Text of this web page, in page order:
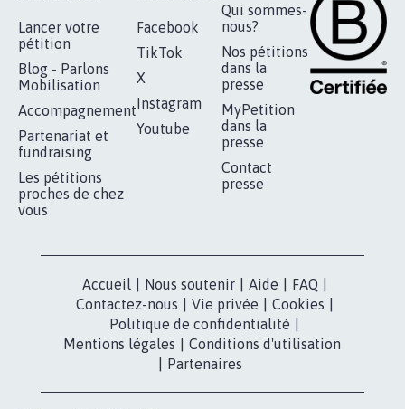
Lancer votre
pétition
Blog - Parlons
Mobilisation
Accompagnement
Partenariat et
fundraising
Les pétitions
proches de chez
vous
Facebook
TikTok
X
Instagram
Youtube
Qui sommes-
nous?
Nos pétitions
dans la
presse
MyPetition
dans la
presse
Contact
presse
Accueil Nous soutenir Aide FAQ
Contactez-nous
Vie privée Cookies
Politique de confidentialité
Mentions légales
Conditions d'utilisation
Partenaires